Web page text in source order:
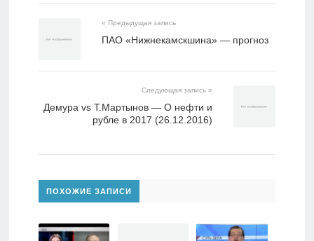
« Предыдущая запись
ПАО «Нижнекамскшина» — прогноз
Следующая запись »
Демура vs Т.Мартынов — О нефти и
рубле в 2017 (26.12.2016)
ПОХОЖИЕ ЗАПИСИ